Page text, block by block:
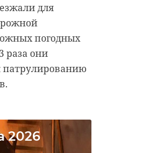
для
погодных
раза они
патрулированию
2026